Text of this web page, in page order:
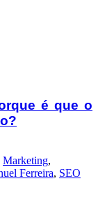
é que o
Marketing,
Ferreira, SEO